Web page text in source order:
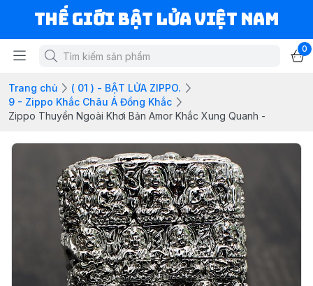
Thế Giới Bật Lửa Việt Nam
0
Trang chủ
( 01 ) - BẬT LỬA ZIPPO.
9 - Zippo Khắc Châu Á Đồng Khắc
Zippo Thuyền Ngoài Khơi Bản Amor Khắc Xung Quanh -